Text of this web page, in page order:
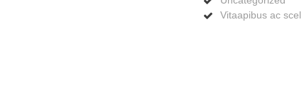
Vitaapibus ac scel